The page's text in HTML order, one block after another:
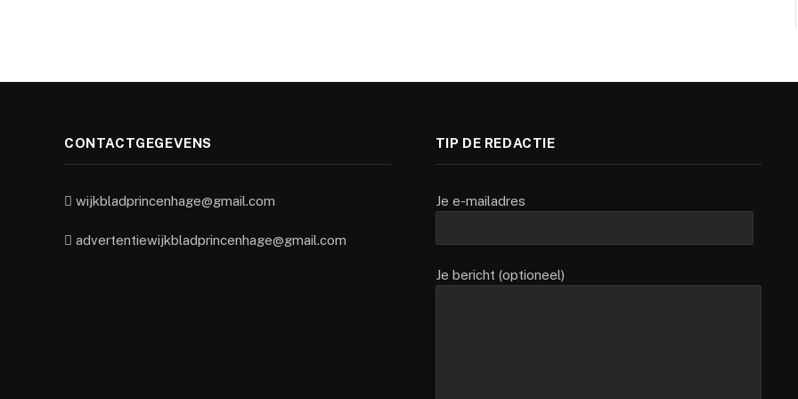
CONTACTGEGEVENS
wijkbladprincenhage@gmail.com
advertentiewijkbladprincenhage@gmail.com
TIP DE REDACTIE
Je e-mailadres
Je bericht (optioneel)